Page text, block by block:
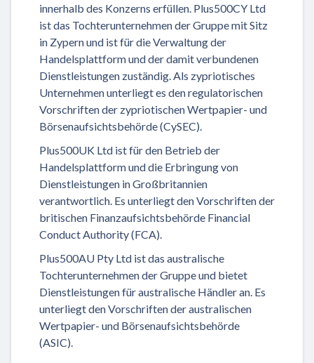
innerhalb des Konzerns erfüllen. Plus500CY Ltd
ist das Tochterunternehmen der Gruppe mit Sitz
in Zypern und ist für die Verwaltung der
Handelsplattform und der damit verbundenen
Dienstleistungen zuständig. Als zypriotisches
Unternehmen unterliegt es den regulatorischen
Vorschriften der zypriotischen Wertpapier- und
Börsenaufsichtsbehörde (CySEC).
Plus500UK Ltd ist für den Betrieb der
Handelsplattform und die Erbringung von
Dienstleistungen in Großbritannien
verantwortlich. Es unterliegt den Vorschriften der
britischen Finanzaufsichtsbehörde Financial
Conduct Authority (FCA).
Plus500AU Pty Ltd ist das australische
Tochterunternehmen der Gruppe und bietet
Dienstleistungen für australische Händler an. Es
unterliegt den Vorschriften der australischen
Wertpapier- und Börsenaufsichtsbehörde
(ASIC).